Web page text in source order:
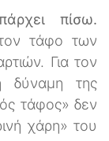
πίσω.
τάφο των
Για τον
δύναμη της
τάφος» δεν
χάρη» του